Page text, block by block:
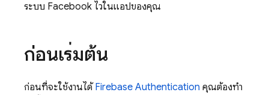
ระบบ Facebook ไว้ในแอปของคุณ
ก่อนเริ่มต้น
ก่อนที่จะใช้งานได้ Firebase Authentication คุณต้องทำ